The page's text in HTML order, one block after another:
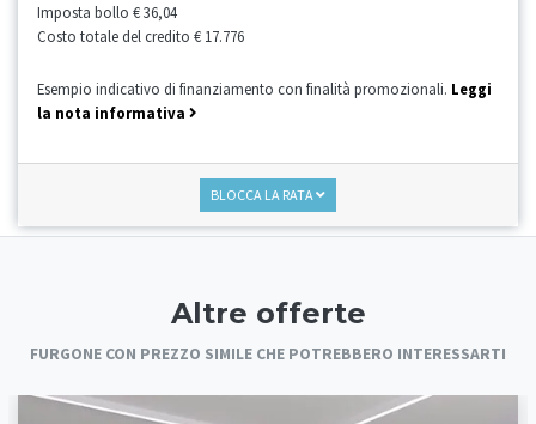
Imposta bollo € 36,04
Costo totale del credito € 17.776
Esempio indicativo di finanziamento con finalità promozionali. Leggi
la nota informativa
BLOCCA LA RATA
Altre offerte
FURGONE CON PREZZO SIMILE CHE POTREBBERO INTERESSARTI